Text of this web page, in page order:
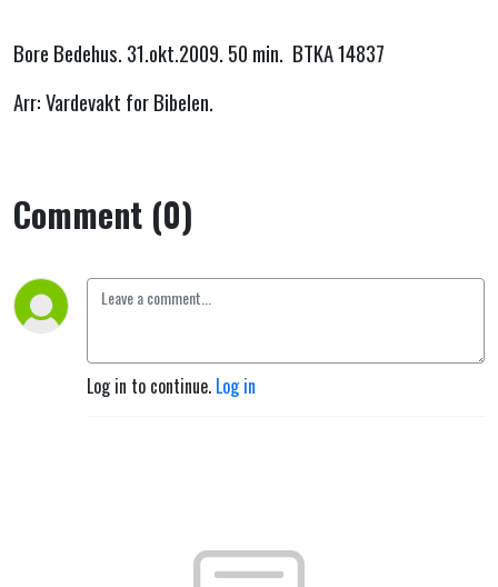
Bore Bedehus. 31.okt.2009. 50 min. BTKA 14837
Arr: Vardevakt for Bibelen.
Comment (0)
Log in to continue. Log in